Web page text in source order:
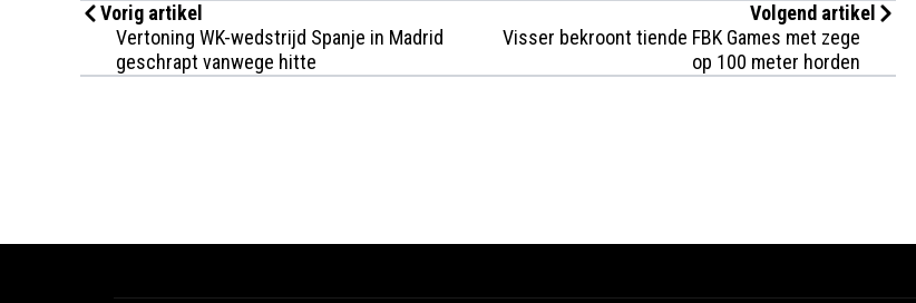
Vorig artikel
Vertoning WK-wedstrijd Spanje in Madrid
geschrapt vanwege hitte
Volgend artikel
Visser bekroont tiende FBK Games met zege
op 100 meter horden